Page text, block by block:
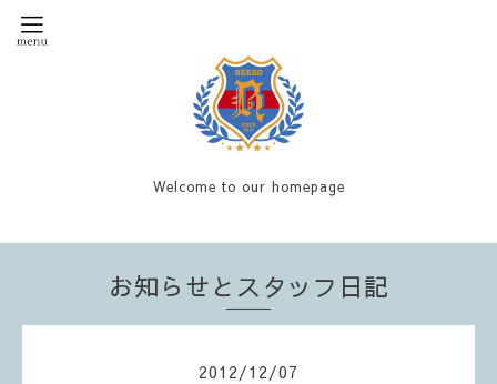
Welcome to our homepage
お知らせとスタッフ日記
2012/12/07